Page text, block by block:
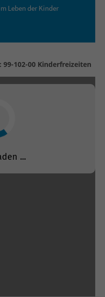
Leben der Kinder
102-00 Kinderfreizeiten